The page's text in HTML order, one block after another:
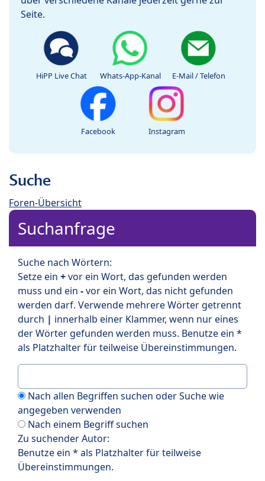
Seite.
HiPP Live Chat Whats-App-Kanal E-Mail / Telefon
Facebook Instagram
Suche
Foren-Übersicht
Suchanfrage
Suche nach Wörtern:
Setze ein +vor ein Wort, das gefunden werden
muss und ein -vor ein Wort, das nicht gefunden
werden darf. Verwende mehrere Wörter getrennt
durch | innerhalb einer Klammer, wenn nur eines
der Wörter gefunden werden muss. Benutze ein *
als Platzhalter für teilweise Übereinstimmungen.
Nach allen Begriffen suchen oder Suche wie
angegeben verwenden
Nach einem Begriff suchen
Zu suchender Autor:
Benutze ein * als Platzhalter für teilweise
Übereinstimmungen.